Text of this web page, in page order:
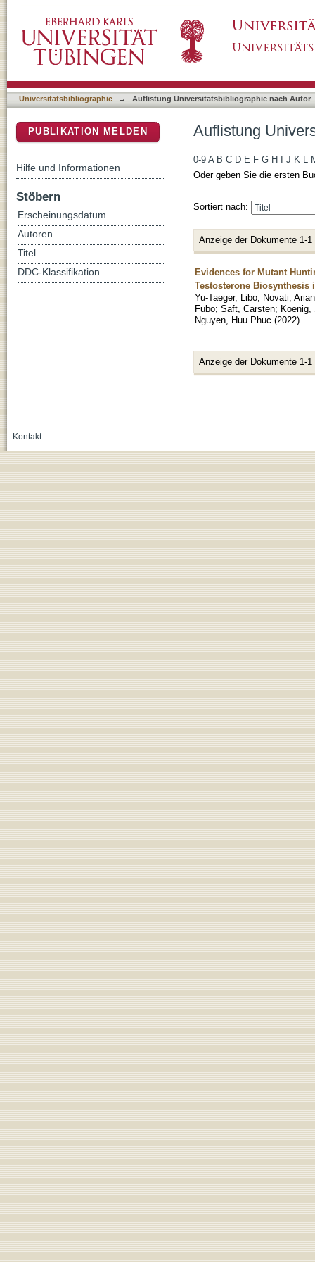
Universitätsbibliographie → Auflistung Universitätsbibliographie nach Autor
Auflistung
0-9 A B C D E F G H J K L
Oder geben Sie die ersten
Sortiert nach:
Anzeige der Dokumente 1-1
Evidences for Mutant
Testosterone Biosynthesis
Yu-Taeger, Libo; Novati,
Fubo; Saft, Carsten; Koenig,
Nguyen, Huu Phuc (2022)
Anzeige der Dokumente 1-1
PUBLIKATION MELDEN
Hilfe und Informationen
Stöbern
Erscheinungsdatum
Autoren
Titel
DDC-Klassifikation
Kontakt